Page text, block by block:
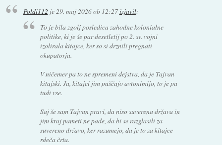
Poldi112je 29. maj 2026 ob 12:27izjavil:
To je bila zgolj posledica zahodne kolonialne
politike, ki je še par desetletij po 2. sv. vojni
izolirala kitajce, ker so si drznili pregnati
okupatorja.
V ničemer pa to ne spremeni dejstva, da je Tajvan
kitajski. Ja, kitajci jim puščajo avtonimijo, to je pa
tudi vse.
Saj še sam Tajvan pravi, da niso suverena država in
jim kraj pameti ne pade, da bi se razglasili za
suvereno državo, ker razumejo, da je to za kitajce
rdeča črta.